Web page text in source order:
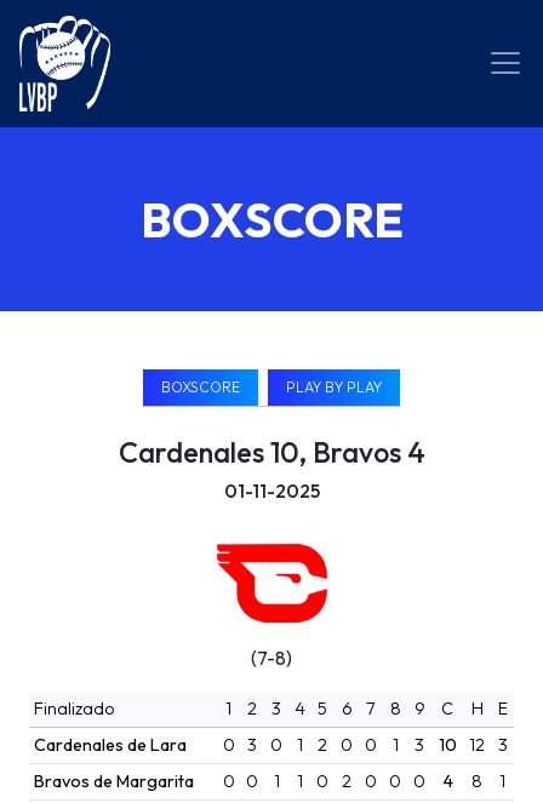
BOXSCORE
BOXSCORE PLAY BY PLAY
Cardenales 10, Bravos 4
01-11-2025
(7-8)
Finalizado 1 2 3 4 5 6 7 8 9 C H
E
Cardenales de Lara
0 3 0 1 2 0 0 1 3 10 12
3
Bravos de Margarita
0 0 1 1 0 2 0 0 0 4 8 1